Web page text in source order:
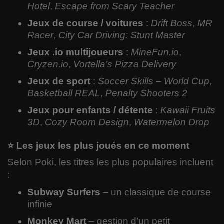
Hotel, Escape from Scary Teacher
Jeux de course / voitures : Drift Boss, MR
Racer, City Car Driving: Stunt Master
Jeux .io multijoueurs : MineFun.io,
Cryzen.io, Vortella’s Pizza Delivery
Jeux de sport : Soccer Skills – World Cup,
Basketball REAL, Penalty Shooters 2
Jeux pour enfants / détente : Kawaii Fruits
3D, Cozy Room Design, Watermelon Drop
⭐ Les jeux les plus joués en ce moment
Selon Poki, les titres les plus populaires incluent
:
Subway Surfers – un classique de course
infinie
Monkey Mart – gestion d’un petit